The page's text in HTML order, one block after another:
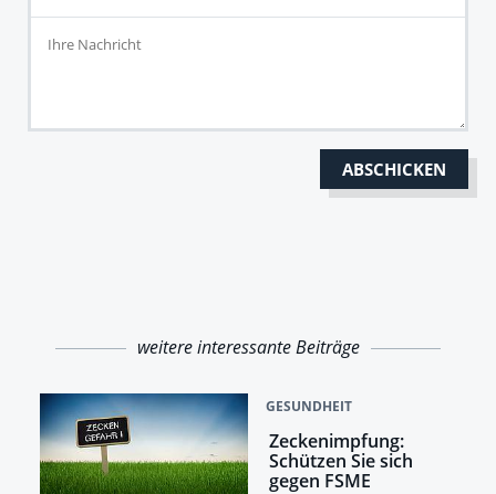
weitere interessante Beiträge
GESUNDHEIT
Zeckenimpfung:
Schützen Sie sich
gegen FSME